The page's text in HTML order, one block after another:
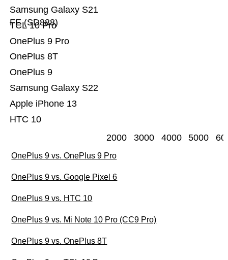
HTC 10
Apple iPhone 13
Samsung Galaxy S22
OnePlus 9
OnePlus 8T
OnePlus 9 Pro
TCL 10 Pro
Samsung Galaxy S21
FE (SD888)
2000 3000 4000 5000
OnePlus 9 vs. OnePlus 9 Pro
OnePlus 9 vs. Google Pixel 6
OnePlus 9 vs. HTC 10
OnePlus 9 vs. Mi Note 10 Pro (CC9 Pro)
OnePlus 9 vs. OnePlus 8T